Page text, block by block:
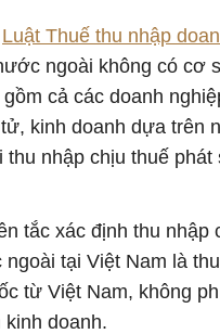
Luật Thuế thu nhập
ngoài không có cơ
cả các doanh
kinh doanh dựa trên
nhập chịu thuế phát
tắc xác định thu nhập
tại Việt Nam là thu
từ Việt Nam, không
doanh.